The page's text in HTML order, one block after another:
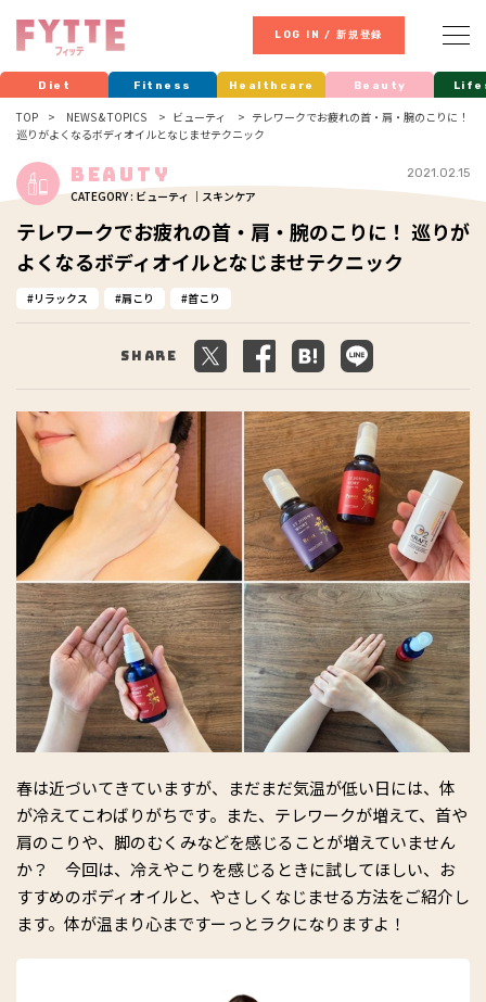
LOG IN / 新規登録
Diet Fitness Healthcare Beauty
TOP NEWS & TOPICS ビューティ
テレワークでお疲れの首・肩・腕のこりに！
巡りがよくなるボディオイルとなじませテクニック
Beauty
CATEGORY : ビューティ ｜スキンケア
2021.02.15
テレワークでお疲れの首・肩・腕のこりに！ 巡りが
よくなるボディオイルとなじませテクニック
リラックス 肩こり 首こり
Share
春は近づいてきていますが、まだまだ気温が低い日には、体
が冷えてこわばりがちです。また、テレワークが増えて、首や
肩のこりや、脚のむくみなどを感じることが増えていません
か？ 今回は、冷えやこりを感じるときに試してほしい、お
すすめのボディオイルと、やさしくなじませる方法をご紹介し
ます。体が温まり心まですーっとラクになりますよ！